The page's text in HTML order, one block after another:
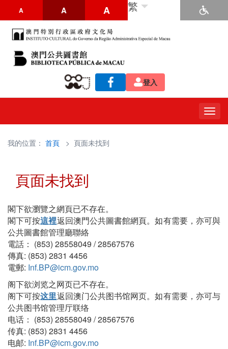
A A A 繁
登入
我的位置： 首頁 > 頁面未找到
頁面未找到
閣下欲瀏覽之網頁已不存在。
閣下可按這裡返回澳門公共圖書館網頁。如有需要，亦可與
公共圖書館管理廳聯絡
電話： (853) 28558049 / 28567576
傳真: (853) 2831 4456
電郵: Inf.BP@icm.gov.mo
阁下欲浏览之网页已不存在。
阁下可按这里返回澳门公共图书馆网页。如有需要，亦可与
公共图书馆管理厅联络
电话： (853) 28558049 / 28567576
传真: (853) 2831 4456
电邮: Inf.BP@icm.gov.mo